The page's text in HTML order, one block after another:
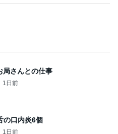
の口内炎6個
1日前